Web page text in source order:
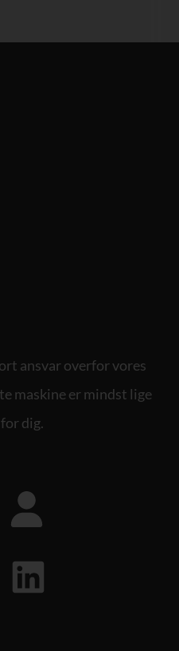
ansvar overfor vores
maskine er mindst lige
dig.